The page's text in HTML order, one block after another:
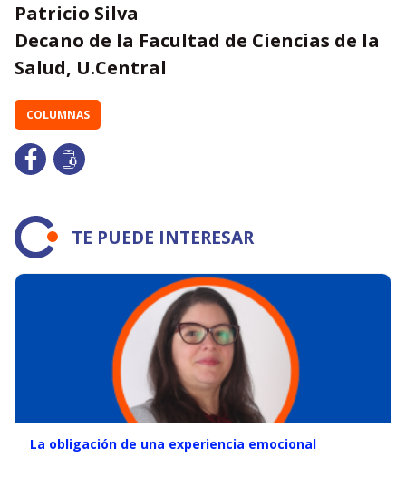
Patricio Silva
Decano de la Facultad de Ciencias de la
Salud, U.Central
COLUMNAS
TE PUEDE INTERESAR
La obligación de una experiencia emocional